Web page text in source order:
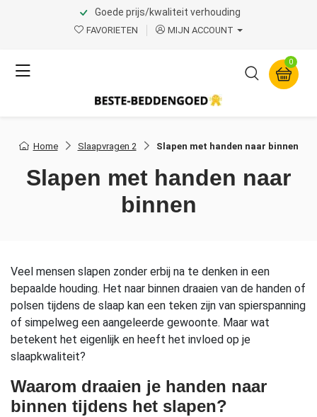
Goede prijs/kwaliteit verhouding
FAVORIETEN MIJN ACCOUNT
0
Home Slaapvragen 2 Slapen met handen naar binnen
Slapen met handen naar
binnen
Veel mensen slapen zonder erbij na te denken in een
bepaalde houding. Het naar binnen draaien van de handen of
polsen tijdens de slaap kan een teken zijn van spierspanning
of simpelweg een aangeleerde gewoonte. Maar wat
betekent het eigenlijk en heeft het invloed op je
slaapkwaliteit?
Waarom draaien je handen naar
binnen tijdens het slapen?